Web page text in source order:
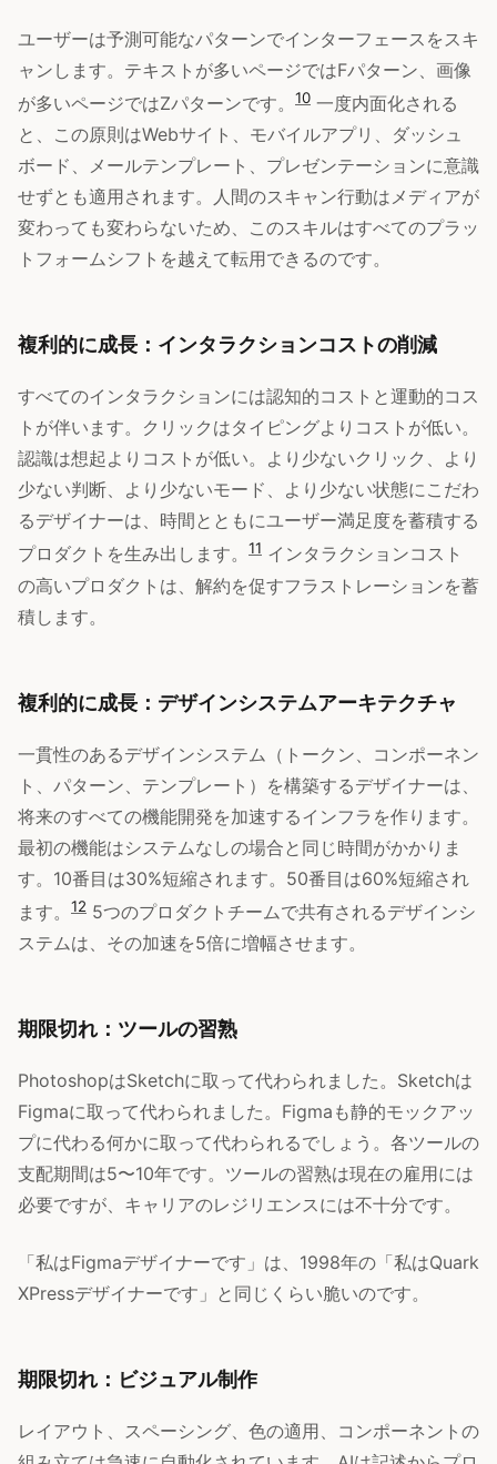
ユーザーは予測可能なパターンでインターフェースをスキ
ャンします。テキストが多いページではFパターン、画像
が多いページではZパターンです。
10 一度内面化される
と、この原則はWebサイト、モバイルアプリ、ダッシュ
ボード、メールテンプレート、プレゼンテーションに意識
せずとも適用されます。人間のスキャン行動はメディアが
変わっても変わらないため、このスキルはすべてのプラッ
トフォームシフトを越えて転用できるのです。
複利的に成長：インタラクションコストの削減
すべてのインタラクションには認知的コストと運動的コス
トが伴います。クリックはタイピングよりコストが低い。
認識は想起よりコストが低い。より少ないクリック、より
少ない判断、より少ないモード、より少ない状態にこだわ
るデザイナーは、時間とともにユーザー満足度を蓄積する
プロダクトを生み出します。
11 インタラクションコスト
の高いプロダクトは、解約を促すフラストレーションを蓄
積します。
複利的に成長：デザインシステムアーキテクチャ
一貫性のあるデザインシステム（トークン、コンポーネン
ト、パターン、テンプレート）を構築するデザイナーは、
将来のすべての機能開発を加速するインフラを作ります。
最初の機能はシステムなしの場合と同じ時間がかかりま
す。10番目は30%短縮されます。50番目は60%短縮され
ます。
12 5つのプロダクトチームで共有されるデザインシ
ステムは、その加速を5倍に増幅させます。
期限切れ：ツールの習熟
PhotoshopはSketchに取って代わられました。Sketchは
Figmaに取って代わられました。Figmaも静的モックアッ
プに代わる何かに取って代わられるでしょう。各ツールの
支配期間は5〜10年です。ツールの習熟は現在の雇用には
必要ですが、キャリアのレジリエンスには不十分です。
「私はFigmaデザイナーです」は、1998年の「私はQuark
XPressデザイナーです」と同じくらい脆いのです。
期限切れ：ビジュアル制作
レイアウト、スペーシング、色の適用、コンポーネントの